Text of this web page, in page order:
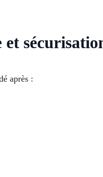
et
après :